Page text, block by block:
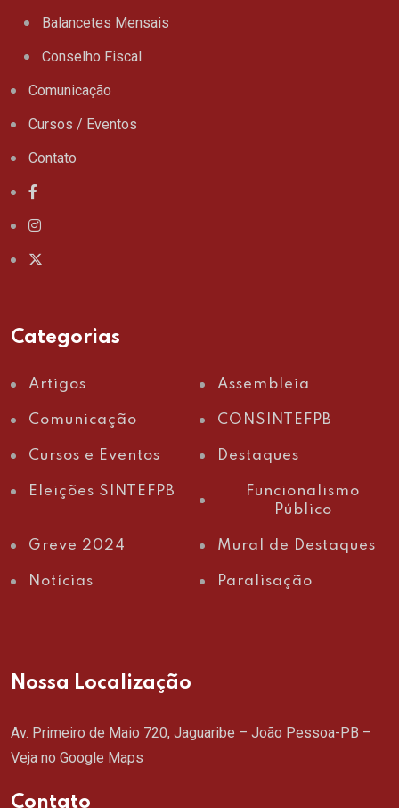
Balancetes Mensais
Conselho Fiscal
Comunicação
Cursos / Eventos
Contato
Categorias
Artigos Assembleia
Comunicação CONSINTEFPB
Cursos e Eventos Destaques
Eleições SINTEFPB
Funcionalismo
Público
Greve 2024 Mural de Destaques
Notícias Paralisação
Nossa Localização
Av. Primeiro de Maio 720, Jaguaribe – João Pessoa-PB –
Veja no Google Maps
Contato